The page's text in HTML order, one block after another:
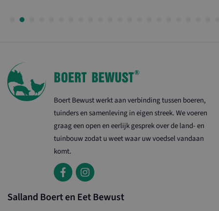
Boert Bewust werkt aan verbinding tussen boeren,
tuinders en samenleving in eigen streek. We voeren
graag een open en eerlijk gesprek over de land- en
tuinbouw zodat u weet waar uw voedsel vandaan
komt.
Salland Boert en Eet Bewust